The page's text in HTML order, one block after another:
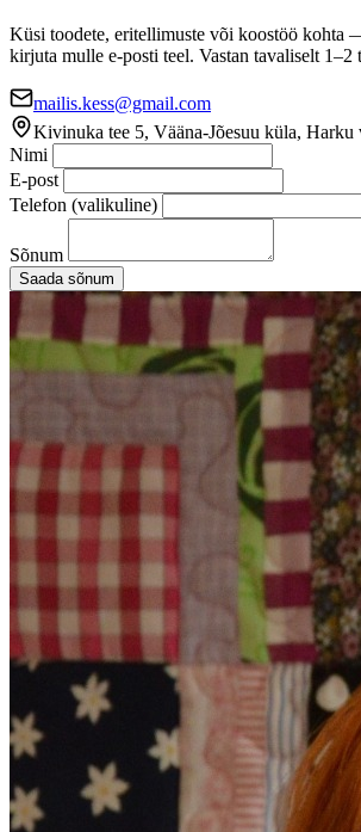
Küsi toodete, eritellimuste või koostöö kohta
kirjuta mulle e-posti teel. Vastan tavaliselt 1–2
mailis.kess@gmail.com
Kivinuka tee 5, Vääna-Jõesuu küla, Harku
Nimi
E-post
Telefon (valikuline)
Sõnum
Saada sõnum